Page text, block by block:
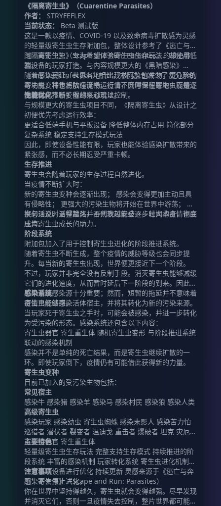
《隔离寄生虫》（Cuarentine Parasites）
作者：
STRYFEFLEX
当前状态：
Beta 测试版
这是一款以疫情、COVID-19 以及致命病毒扩散感为灵感
的轻量级寄生虫生存附加包，整体设计参考了《逃亡与奔
跑：寄生虫》（Scape and Run: Parasites）的核心体
验。
《隔离寄生虫》专为希望体验寄生虫生存玩法、却使用低
端设备的玩家打造。与内容规模更大的《黑暗感染》
（The Dark Infection）相比，本附加包减少了部分系统
与功能，将重点放在流畅运行上，同时保留寄生虫疫情逐
步进化、不断扩散的核心玩法。
随着感染蔓延，世界各地会出现被污染的生物，更危险的
寄生虫变种也将陆续诞生。疫情不会停留在原地，而是会
随着时间推移变得越来越难以控制。
性能优化
与规模更大的寄生虫项目不同，《隔离寄生虫》从设计之
初便优先考虑运行效率：
更适合低端手机与平板设备 降低整体内存占用 简化部分
复杂系统 稳定支持生存模式玩法
因此，即使设备性能有限，玩家也能体验感染扩散带来的
紧张感，而不必长期忍受严重卡顿。
生存推进
寄生虫会随着玩家的生存过程自然进化。
当疫情不断扩大时：
新的寄生虫变种会逐渐出现； 感染会变得更加主动且具
有侵略性； 更强大的污染生物将开始在世界中游荡； 玩
家必须及时调整策略，否则就可能被逐步壮大的疫情彻底
压垮。
换句话说，活得越久并不代表越安全——时间本身，也会
成为寄生虫成长的助力。
阶段系统
附加包加入了用于控制寄生虫进化的阶段推进系统。
随着寄生虫不断生成，整个疫情的威胁等级也会同步提
升。每当新的寄生虫出现，世界便更接近下一个阶段。
不过，玩家并非完全没有反制手段。消灭寄生虫能够减缓
它们的进化速度，从而暂时延后下一阶段的到来。因此，
尽早清理感染源十分重要；然而，短暂的拖延并不意味着
疫情已经结束。
感染系统
寄生虫能够感染活体宿主，并将其转化为新的污染来源。
当玩家死于寄生虫之手时，可能会被感染，并进一步转化
为受污染的形态。感染系统还包含以下内容：
寄生虫器官 寄生重生体 随机寄生虫变形 与阶段推进系统
联动的感染机制
感染并不是单纯的死亡结果，而是寄生虫继续扩散的一
环。即使玩家倒下，疫情仍有可能借此获得新的力量。
寄生虫变种
目前已加入的受污染生物包括：
常见宿主
感染牛 感染猪 感染羊 感染马 感染村民 感染狼 感染人类
高级寄生虫
感染玩家 感染幼虫 寄生虫蜘蛛 感染末影人 感染苦力怕
巡猎者 潜伏者 裂变者 温迪戈 重击者 爆破者 坦克 灾厄者
寄生虫器官 寄生重生体
主要特色
轻量级寄生虫生存玩法 完整支持生存模式 持续推进的阶
段系统 丰富的感染机制 玩家转化系统 寄生虫进化机制
针对低端设备进行优化 持续更新 灵感来源于《逃亡与奔
跑：寄生虫》（Scape and Run: Parasites）
注意事项
感染不会停止进化。
你在世界中坚持得越久，寄生虫就会变得越强。尽早发现
并消灭它们，否则一旦疫情失去控制，整片世界都可能被